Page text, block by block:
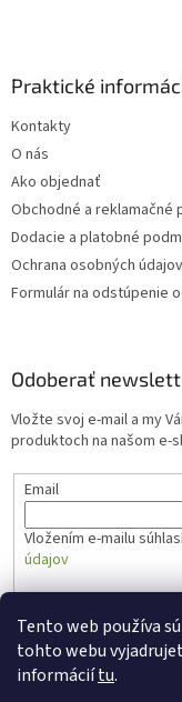
Tento web používa
tohto webu
informáciítu.
Praktické
Kontakty
O nás
Ako objednať
Obchodné a reklamačné
Dodacie a platobné
Ochrana osobných údajov
Formulár na odstúpenie
Odoberať
Vložte svoj e-mail a my
produktoch na našom e-
Email
Vložením e-mailu
údajov